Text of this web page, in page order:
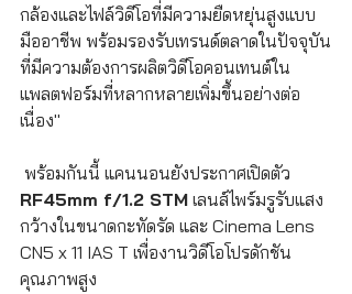
กล้องและไฟล์วิดีโอที่มีความยืดหยุ่นสูงแบบ
มืออาชีพ พร้อมรองรับเทรนด์ตลาดในปัจจุบัน
ที่มีความต้องการผลิตวิดีโอคอนเทนต์ใน
แพลตฟอร์มที่หลากหลายเพิ่มขึ้นอย่างต่อ
เนื่อง"
พร้อมกันนี้ แคนนอนยังประกาศเปิดตัว
RF45mm f/1.2 STM เลนส์ไพร์มรูรับแสง
กว้างในขนาดกะทัดรัด และ Cinema Lens
CN5 x 11 IAS T เพื่องานวิดีโอโปรดักชัน
คุณภาพสูง